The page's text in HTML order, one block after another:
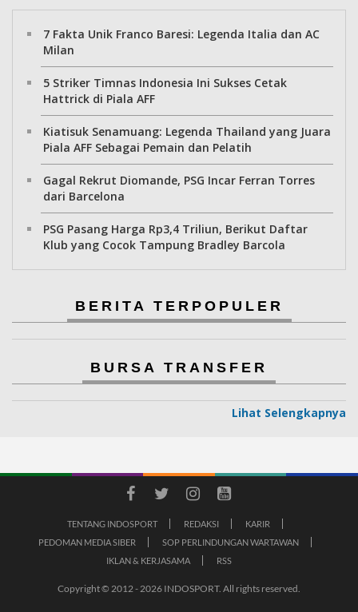
7 Fakta Unik Franco Baresi: Legenda Italia dan AC
Milan
5 Striker Timnas Indonesia Ini Sukses Cetak
Hattrick di Piala AFF
Kiatisuk Senamuang: Legenda Thailand yang Juara
Piala AFF Sebagai Pemain dan Pelatih
Gagal Rekrut Diomande, PSG Incar Ferran Torres
dari Barcelona
PSG Pasang Harga Rp3,4 Triliun, Berikut Daftar
Klub yang Cocok Tampung Bradley Barcola
BERITA TERPOPULER
BURSA TRANSFER
Lihat Selengkapnya
TENTANG INDOSPORT REDAKSI
KARIR
PEDOMAN MEDIA SIBER
SOP PERLINDUNGAN WARTAWAN
IKLAN & KERJASAMA
RSS
Copyright © 2012 - 2026 INDOSPORT. All rights reserved.